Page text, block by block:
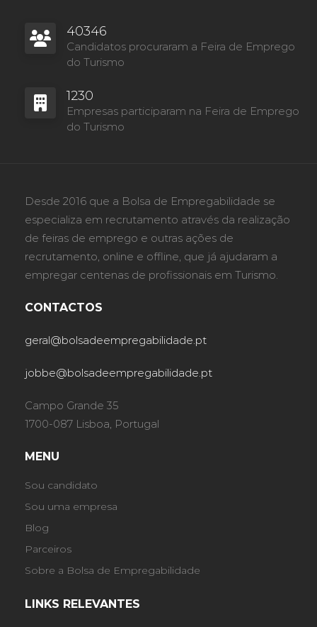
40346
Candidatos procuraram a Feira de Emprego
do Turismo
1230
Empresas participaram na Feira de Emprego
do Turismo
Desde 2016 que a Bolsa de Empregabilidade se
especializa em recrutamento através da realização
de feiras de emprego e outras ações de
recrutamento, online e offline, que já ajudaram a
empregar centenas de profissionais em Turismo.
CONTACTOS
geral@bolsadeempregabilidade.pt
jobbe@bolsadeempregabilidade.pt
Campo Grande 35
1700-087 Lisboa, Portugal
MENU
Sou candidato
Sou uma empresa
Blog
Parceiros
Sobre a Bolsa de Empregabilidade
LINKS RELEVANTES